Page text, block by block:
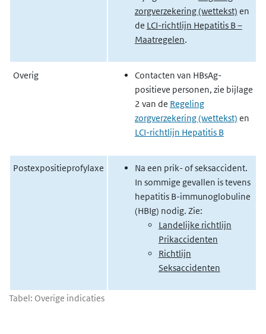
Tabel: Overige indicaties
zorgverzekering (wettekst) en
de LCI-richtlijn Hepatitis B –
Maatregelen.
Overig
Contacten van HBsAg-
positieve personen, zie bijlage
2 van de Regeling
zorgverzekering (wettekst) en
LCI-richtlijn Hepatitis B
Postexpositieprofylaxe
Na een prik- of seksaccident.
In sommige gevallen is tevens
hepatitis B-immunoglobuline
(HBIg) nodig. Zie:
Landelijke richtlijn
Prikaccidenten
Richtlijn
Seksaccidenten